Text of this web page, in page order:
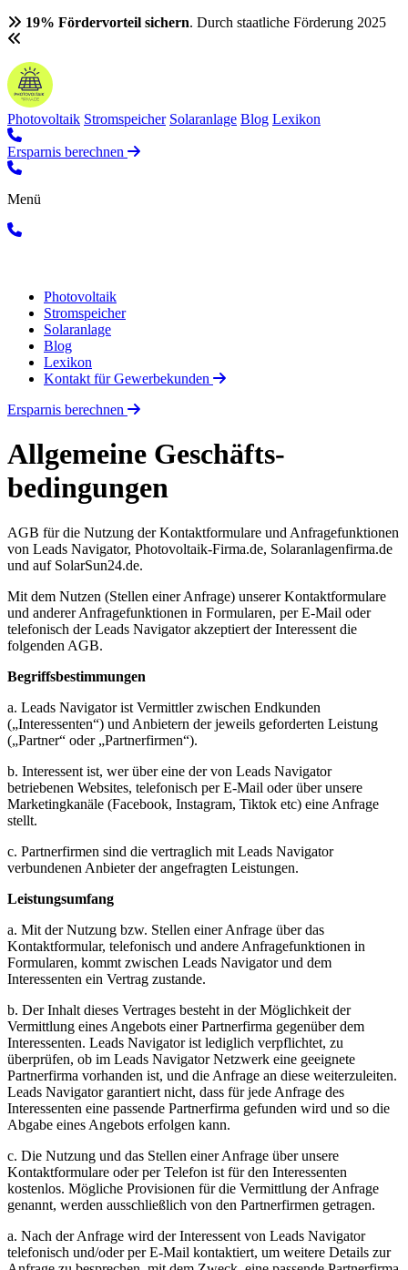
19% Fördervorteil sichern. Durch staatliche Förderung 2025
Photovoltaik Stromspeicher Solaranlage Blog Lexikon
Ersparnis berechnen
Menü
Photovoltaik
Stromspeicher
Solaranlage
Blog
Lexikon
Kontakt für Gewerbekunden
Ersparnis berechnen
Allgemeine Geschäfts­
bedingungen
AGB für die Nutzung der Kontaktformulare und Anfragefunktionen
von Leads Navigator, Photovoltaik-Firma.de, Solaranlagenfirma.de
und auf SolarSun24.de.
Mit dem Nutzen (Stellen einer Anfrage) unserer Kontaktformulare
und anderer Anfragefunktionen in Formularen, per E-Mail oder
telefonisch der Leads Navigator akzeptiert der Interessent die
folgenden AGB.
Begriffsbestimmungen
a. Leads Navigator ist Vermittler zwischen Endkunden
(„Interessenten“) und Anbietern der jeweils geforderten Leistung
(„Partner“ oder „Partnerfirmen“).
b. Interessent ist, wer über eine der von Leads Navigator
betriebenen Websites, telefonisch per E-Mail oder über unsere
Marketingkanäle (Facebook, Instagram, Tiktok etc) eine Anfrage
stellt.
c. Partnerfirmen sind die vertraglich mit Leads Navigator
verbundenen Anbieter der angefragten Leistungen.
Leistungsumfang
a. Mit der Nutzung bzw. Stellen einer Anfrage über das
Kontaktformular, telefonisch und andere Anfragefunktionen in
Formularen, kommt zwischen Leads Navigator und dem
Interessenten ein Vertrag zustande.
b. Der Inhalt dieses Vertrages besteht in der Möglichkeit der
Vermittlung eines Angebots einer Partnerfirma gegenüber dem
Interessenten. Leads Navigator ist lediglich verpflichtet, zu
überprüfen, ob im Leads Navigator Netzwerk eine geeignete
Partnerfirma vorhanden ist, und die Anfrage an diese weiterzuleiten.
Leads Navigator garantiert nicht, dass für jede Anfrage des
Interessenten eine passende Partnerfirma gefunden wird und so die
Abgabe eines Angebots erfolgen kann.
c. Die Nutzung und das Stellen einer Anfrage über unsere
Kontaktformulare oder per Telefon ist für den Interessenten
kostenlos. Mögliche Provisionen für die Vermittlung der Anfrage
genannt, werden ausschließlich von den Partnerfirmen getragen.
a. Nach der Anfrage wird der Interessent von Leads Navigator
telefonisch und/oder per E-Mail kontaktiert, um weitere Details zur